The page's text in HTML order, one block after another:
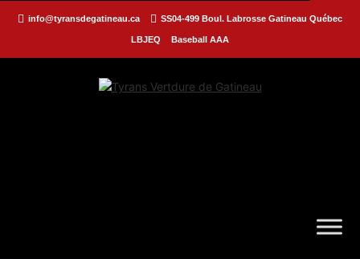
info@tyransdegatineau.ca SS04-499 Boul. Labrosse Gatineau Québec
LBJEQ Baseball AAA